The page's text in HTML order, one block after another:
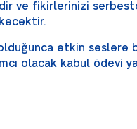
ve fikirlerinizi
etkin seslere
olacak kabul ödevi